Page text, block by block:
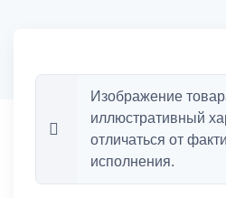
Изображение
иллюстративный
отличаться от
исполнения.